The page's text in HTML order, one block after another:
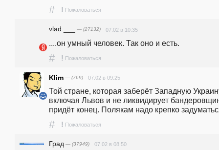
# ! Пожаловаться
vlad ___ — (27132) 07.02 в 10:35
....он умный человек. Так оно и есть.
# ! Пожаловаться
Klim — (769) 07.02 в 09:25
Той стране, которая заберёт Западную
включая Львов и не ликвидирует
придёт конец. Полякам надо крепко
# ! Пожаловаться
Град — (37949) 07.02 в 08:50